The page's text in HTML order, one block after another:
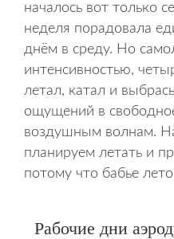
началось вот только
неделя порадовала
днём в среду. Но
интенсивностью,
летал, катал и
ощущений в
воздушным волнам.
планируем летать и
потому что бабье
Рабочие дни